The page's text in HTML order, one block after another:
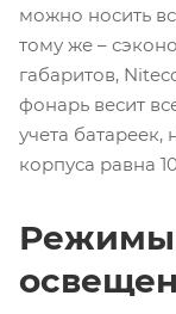
можно носить
тому же –
габаритов,
фонарь весит
учета
корпуса равна
Режимы